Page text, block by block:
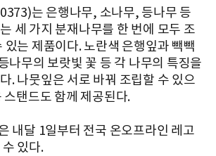
는 은행나무, 소나무, 등나무 등
세 가지 분재나무를 한 번에 모두 조
있는 제품이다. 노란색 은행잎과 빽빽
나무의 보랏빛 꽃 등 각 나무의 특징을
. 나뭇잎은 서로 바꿔 조립할 수 있으
스탠드도 함께 제공된다.
내달 1일부터 전국 온오프라인 레고
있다.